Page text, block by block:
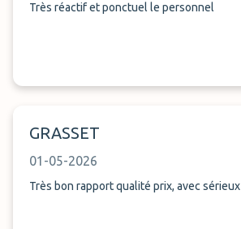
Très réactif et ponctuel le personnel
GRASSET
01-05-2026
Très bon rapport qualité prix, avec sérieux